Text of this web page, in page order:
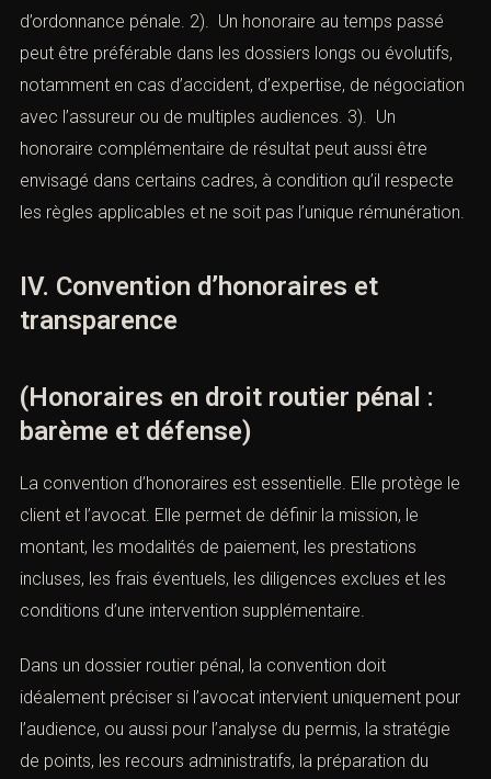
audience correctionnelle simple ou une contestation
d’ordonnance pénale. 2). Un honoraire au temps passé
peut être préférable dans les dossiers longs ou évolutifs,
notamment en cas d’accident, d’expertise, de
négociation avec l’assureur ou de multiples audiences.
3). Un honoraire complémentaire de résultat peut aussi
être envisagé dans certains cadres, à condition qu’il
rémunération.
transparence
barème et défense)
La convention d’honoraires est essentielle. Elle protège
le client et l’avocat. Elle permet de définir la mission, le
montant, les modalités de paiement, les prestations
conditions d’une intervention supplémentaire.
Dans un dossier routier pénal, la convention doit
idéalement préciser si l’avocat intervient uniquement